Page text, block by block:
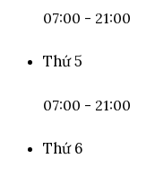
07:00 - 21:00
Thứ 5
07:00 - 21:00
Thứ 6